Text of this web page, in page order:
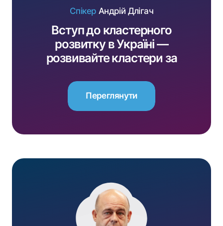
Спікер Андрій Длігач
Вступ до кластерного
розвитку в Україні —
розвивайте кластери за
Переглянути